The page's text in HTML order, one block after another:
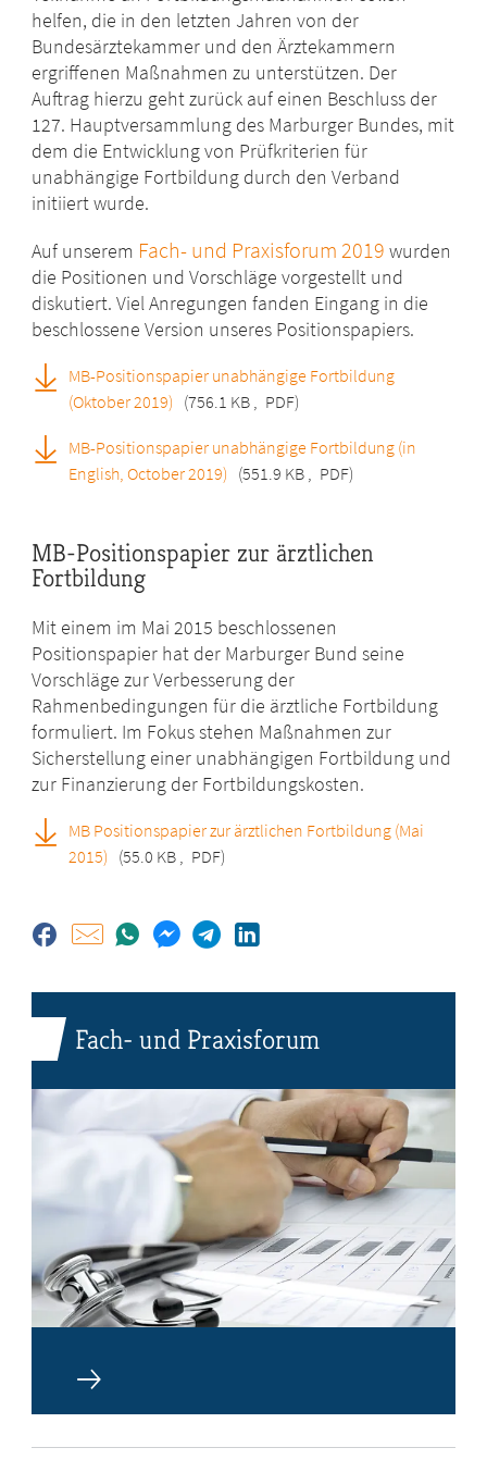
helfen, die in den letzten Jahren von der
Bundesärztekammer und den Ärztekammern
ergriffenen Maßnahmen zu unterstützen. Der
Auftrag hierzu geht zurück auf einen Beschluss der
127. Hauptversammlung des Marburger Bundes, mit
dem die Entwicklung von Prüfkriterien für
unabhängige Fortbildung durch den Verband
initiiert wurde.
Auf unserem Fach- und Praxisforum 2019 wurden
die Positionen und Vorschläge vorgestellt und
diskutiert. Viel Anregungen fanden Eingang in die
beschlossene Version unseres Positionspapiers.
MB-Positionspapier unabhängige Fortbildung
(Oktober 2019) (756.1 KB , PDF)
MB-Positionspapier unabhängige Fortbildung (in
English, October 2019) (551.9 KB , PDF)
MB-Positionspapier zur ärztlichen
Fortbildung
Mit einem im Mai 2015 beschlossenen
Positionspapier hat der Marburger Bund seine
Vorschläge zur Verbesserung der
Rahmenbedingungen für die ärztliche Fortbildung
formuliert. Im Fokus stehen Maßnahmen zur
Sicherstellung einer unabhängigen Fortbildung und
zur Finanzierung der Fortbildungskosten.
MB Positionspapier zur ärztlichen Fortbildung (Mai
2015) (55.0 KB , PDF)
Fach- und Praxisforum